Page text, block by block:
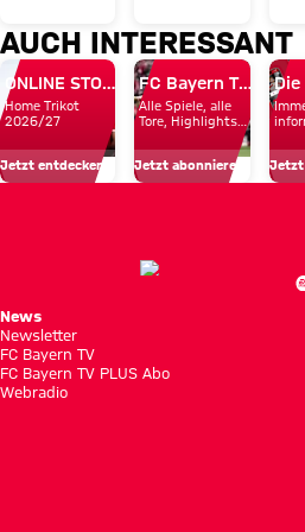
Donnerstag
des FC
Bayern
in
Hongkong
Infos
rund
um
unsere
Profis
AUCH INTERESSANT
ONLINE STORE
Home Trikot
2026/27
Jetzt entdecken
FC Bayern TV PLUS
Alle Spiele, alle
Tore, Highlights
Jetzt abonnieren!
Jetzt
News
Newsletter
FC Bayern TV
FC Bayern TV PLUS Abo
Webradio